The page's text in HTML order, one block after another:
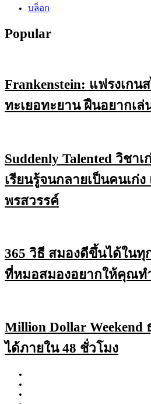
บล็อก
Popular
Frankenstein: แฟรงเกน
ทะเยอทะยาน ฝืนอยากเล่
Suddenly Talented วิชา
เรียนรู้จนกลายเป็นคนเก่
พรสวรรค์
365 วิธี สมองดีขึ้นได้ในทุ
ที่หมอสมองอยากให้คุณท
Million Dollar Weekend
ได้ภายใน 48 ชั่วโมง